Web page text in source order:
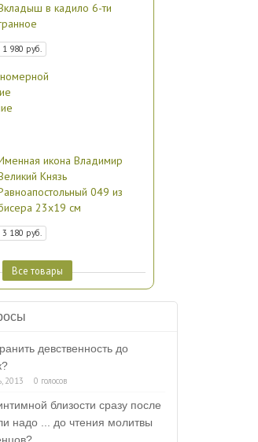
в кадило 6-ти
1 980 руб.
икона Владимир
Князь
049 из
23х19 см
3 180 руб.
Все товары
девственность до
2013 0 голосов
близости сразу после
надо ... до чтения молитвы